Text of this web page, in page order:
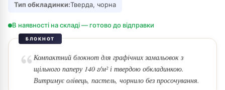
Тип обкладинки:Тверда, чорна
В наявності на складі — готово до відправки
БЛОКНОТ
Компактний блокнот для графічних замальовок з
щільного паперу 140 г/м² і твердою обкладинкою.
Витримує олівець, пастель, чорнило без просочування.